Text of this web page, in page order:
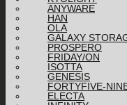
ANYWARE
HAN
OLA
GALAXY
PROSPERO
FRIDAY/ON
ISOTTA
GENESIS
FORTYFIVE-
ELECTA